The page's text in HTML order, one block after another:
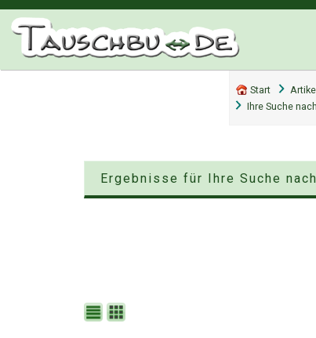
Start
Ihre Suche
Ergebnisse für Ihre Suche